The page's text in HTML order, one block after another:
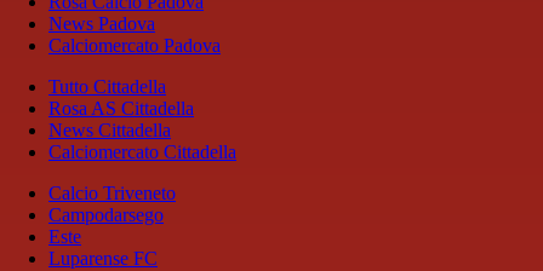
News Padova
Calciomercato Padova
Tutto Cittadella
Rosa AS Cittadella
News Cittadella
Calciomercato Cittadella
Calcio Triveneto
Campodarsego
Este
Luparense FC